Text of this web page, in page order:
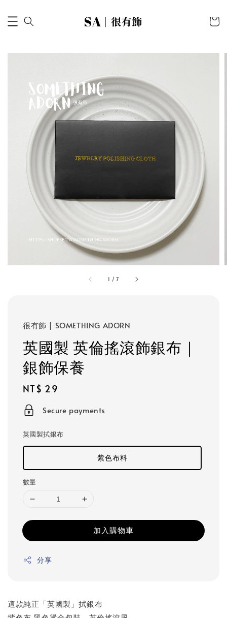
1 /7
很有飾 | SOMETHING ADORN
英國製 英倫搖滾飾銀布｜
銀飾保養
Regular
price
NT$ 29
Secure payments
英國製拭銀布
紫色布料
數量
加入購物車
分享
這款純正「英國製」拭銀布